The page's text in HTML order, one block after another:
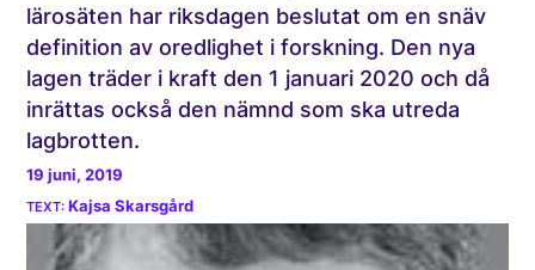
lärosäten har riksdagen beslutat om en snäv
definition av oredlighet i forskning. Den nya
lagen träder i kraft den 1 januari 2020 och då
inrättas också den nämnd som ska utreda
lagbrotten.
19 juni, 2019
Kajsa Skarsgård